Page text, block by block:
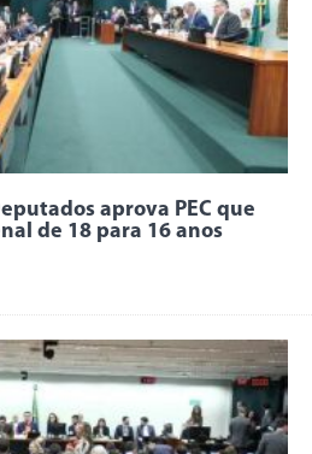
aprova PEC que
de 18 para 16 anos